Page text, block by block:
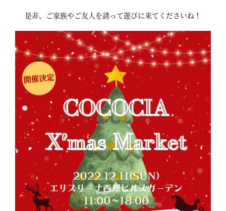
是非、ご家族やご友人を誘って遊びに来てくださいね！